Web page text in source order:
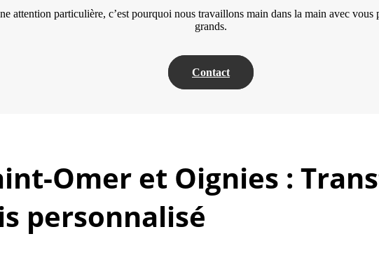
attention particulière, c’est pourquoi nous travaillons main dans la main avec
grands.
Contact
Omer et Oignies :
personnalisé